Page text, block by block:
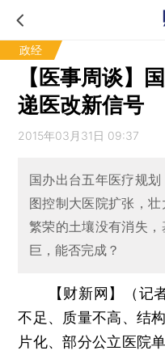
政经
【医事周谈】
递医改新信号
2015年03月31日 09:37
国办出台五年医疗规
图控制大医院扩张，
繁荣的土壤没有消失
巨，能否完成？
【财新网】（记
不足、质量不高、结
片化、部分公立医院